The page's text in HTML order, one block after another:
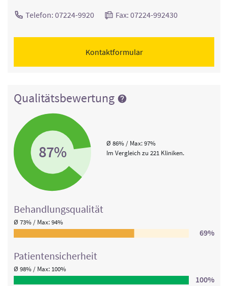
Telefon: 07224-9920 Fax: 07224-992430
Kontaktformular
Qualitätsbewertung
87%
Ø 86% / Max: 97%
Im Vergleich zu 221 Kliniken.
Behandlungs­qualität
Ø 73% / Max: 94%
69%
Patienten­sicherheit
Ø 98% / Max: 100%
100%